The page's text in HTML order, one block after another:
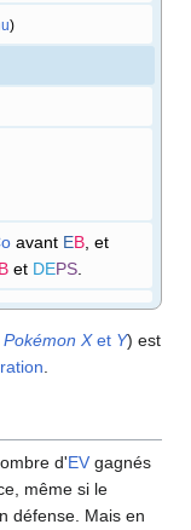
)
avant EB , et
B et DEPS
Pokémon Xet Y) est
d'EV gagnés
même si le
défense. Mais en